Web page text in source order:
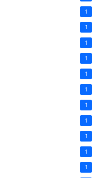
1
1
1
1
1
1
1
1
1
1
1